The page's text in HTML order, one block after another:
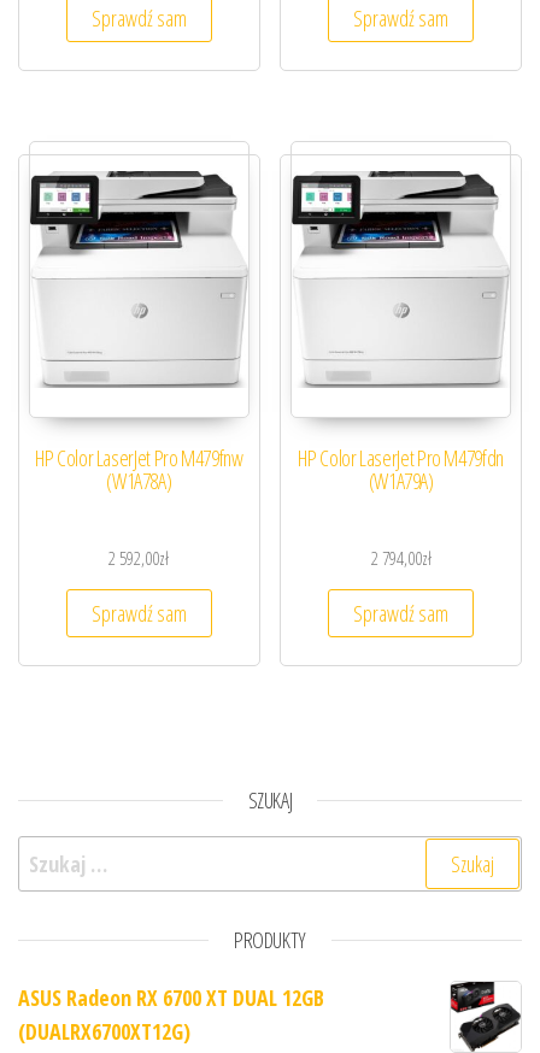
Sprawdź sam Sprawdź sam
HP Color LaserJet Pro M479fnw
(W1A78A)
2 592,00zł
Sprawdź sam
HP Color LaserJet Pro M479fdn
(W1A79A)
2 794,00zł
Sprawdź sam
SZUKAJ
Szukaj:
PRODUKTY
ASUS Radeon RX 6700 XT DUAL 12GB
(DUALRX6700XT12G)